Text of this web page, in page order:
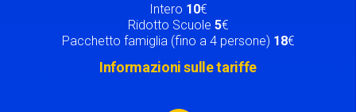
Intero 10€
Ridotto Scuole 5€
Pacchetto famiglia (fino a 4 persone) 18€
Informazioni sulle tariffe